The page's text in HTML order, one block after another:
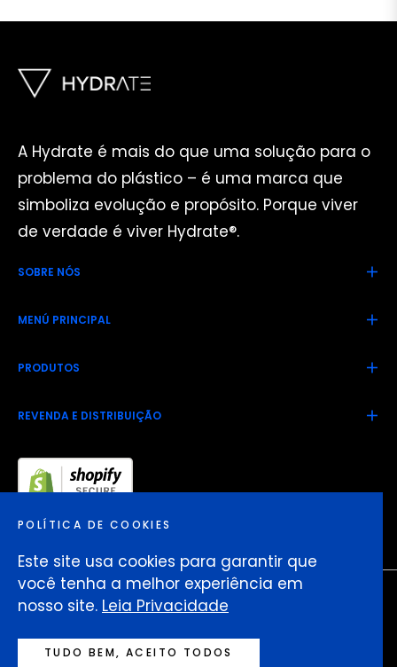
A Hydrate é mais do que uma solução para o
problema do plástico – é uma marca que
simboliza evolução e propósito. Porque viver
de verdade é viver Hydrate®.
SOBRE NÓS
MENÚ PRINCIPAL
PRODUTOS
REVENDA E DISTRIBUIÇÃO
POLÍTICA DE COOKIES
Este site usa cookies para garantir que
você tenha a melhor experiência em
nosso site. Leia Privacidade
TUDO BEM, ACEITO TODOS